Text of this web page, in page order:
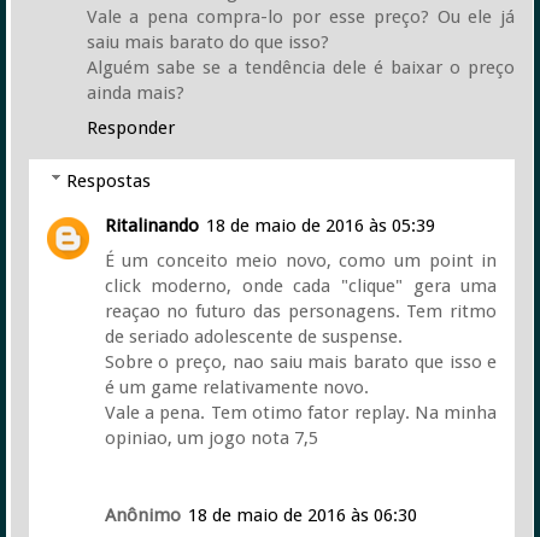
Vale a pena compra-lo por esse preço? Ou ele já
saiu mais barato do que isso?
Alguém sabe se a tendência dele é baixar o preço
ainda mais?
Responder
Respostas
Ritalinando 18 de maio de 2016 às 05:39
É um conceito meio novo, como um point in
click moderno, onde cada "clique" gera uma
reaçao no futuro das personagens. Tem ritmo
de seriado adolescente de suspense.
Sobre o preço, nao saiu mais barato que isso e
é um game relativamente novo.
Vale a pena. Tem otimo fator replay. Na minha
opiniao, um jogo nota 7,5
Anônimo 18 de maio de 2016 às 06:30